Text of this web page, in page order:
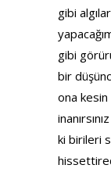
gibi
gibi
bir
ona kesin
ki birileri